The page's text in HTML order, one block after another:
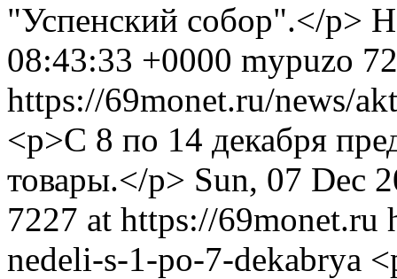
"Успенский собор".</p>
08:43:33 +0000 mypuzo
https://69monet.ru/news/
<p>С 8 по 14 декабря
товары.</p> Sun, 07 Dec
7227 at https://69monet.ru
nedeli-s-1-po-7-dekabrya